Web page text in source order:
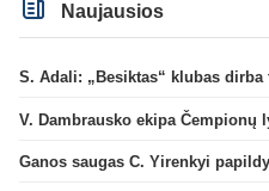
Naujausios
Ganos saugas C. Yirenkyi